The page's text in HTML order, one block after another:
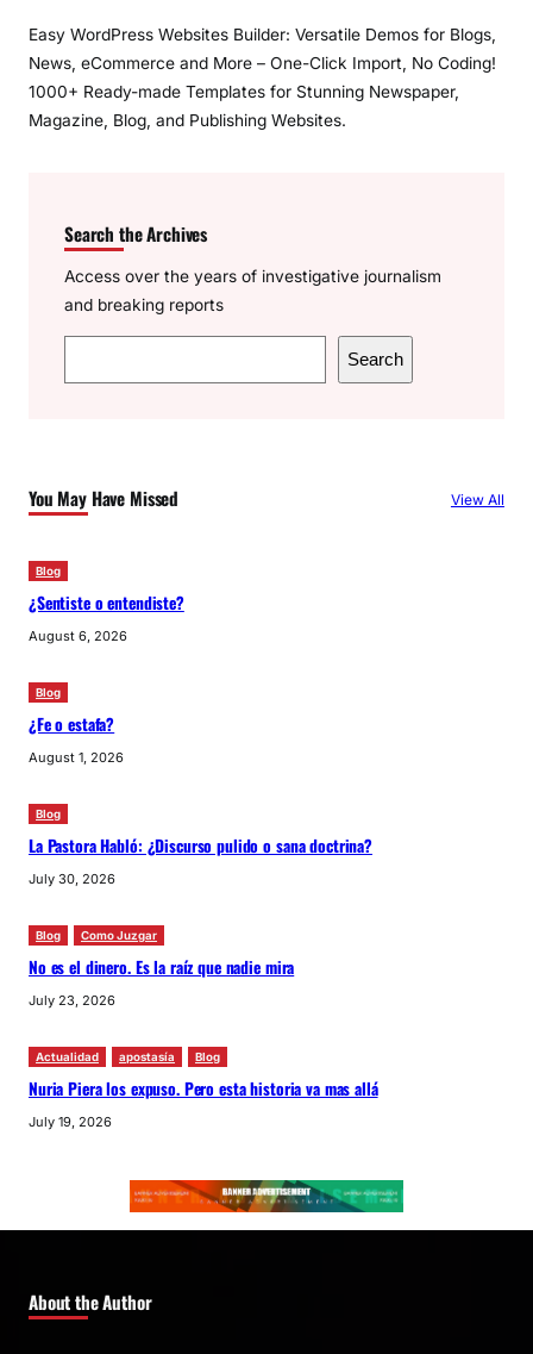
Easy WordPress Websites Builder: Versatile Demos for Blogs,
News, eCommerce and More – One-Click Import, No Coding!
1000+ Ready-made Templates for Stunning Newspaper,
Magazine, Blog, and Publishing Websites.
Search the Archives
Access over the years of investigative journalism
and breaking reports
e
h
Search
You May Have Missed View All
Blog
¿Sentiste o entendiste?
August 6, 2026
Blog
¿Fe o estafa?
August 1, 2026
Blog
La Pastora Habló: ¿Discurso pulido o sana doctrina?
July 30, 2026
Blog Como Juzgar
No es el dinero. Es la raíz que nadie mira
July 23, 2026
Actualidad apostasía Blog
Nuria Piera los expuso. Pero esta historia va mas allá
July 19, 2026
About the Author